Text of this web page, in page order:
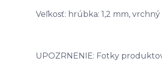
Veľkosť: hrúbka: 1,2 mm,
UPOZRNENIE: Fotky